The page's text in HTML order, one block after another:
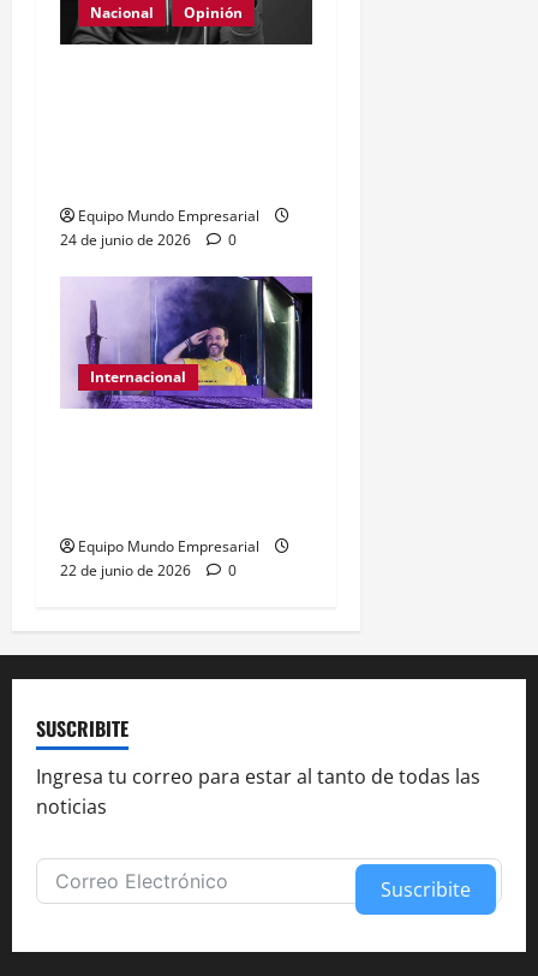
Nacional
Opinión
Equipo Mundo Empresarial
24 de junio de 2026
0
Internacional
Equipo Mundo Empresarial
22 de junio de 2026
0
SUSCRIBITE
Ingresa tu correo para estar al tanto de todas las
noticias
Suscribite